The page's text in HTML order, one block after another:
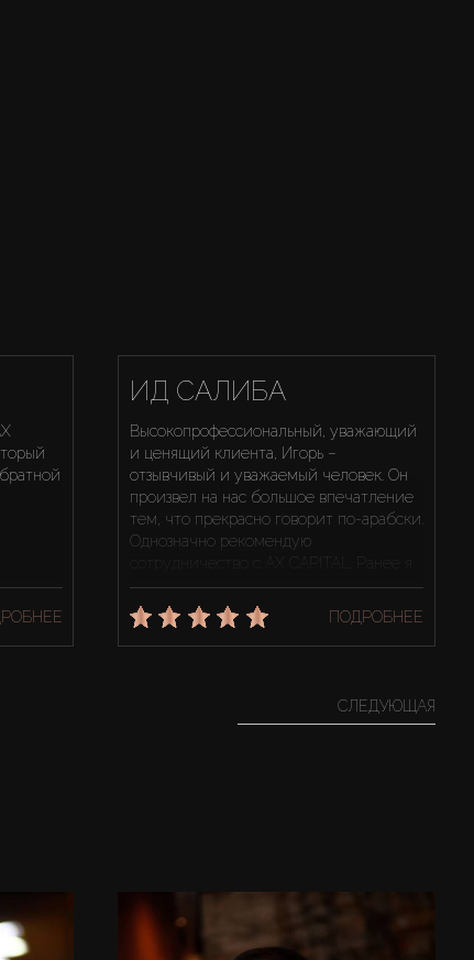
ИД САЛИБА
Высокопрофессиональный, уважающий
и ценящий клиента, Игорь –
отзывчивый и уважаемый человек. Он
произвел на нас большое впечатление
тем, что прекрасно говорит по-арабски.
Однозначно рекомендую
сотрудничество с AX CAPITAL. Ранее я
также имел дело с Максимом, и
определенно с большим уважением
ставлю пять звезд нашему
сотрудничеству.
ПОДРОБНЕЕ
СЛЕДУЮЩАЯ